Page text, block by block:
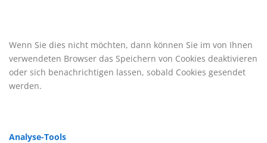
Wenn Sie dies nicht möchten, dann können Sie im von Ihnen
verwendeten Browser das Speichern von Cookies deaktivieren
oder sich benachrichtigen lassen, sobald Cookies gesendet
werden.
Analyse-Tools